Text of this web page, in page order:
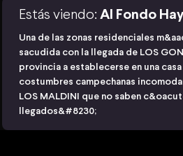
Estás viendo: Al Fondo
Una de las zonas residenciales
sacudida con la llegada de LOS
provincia a establecerse en una
costumbres campechanas
LOS MALDINI que no saben
llegados&#8230;